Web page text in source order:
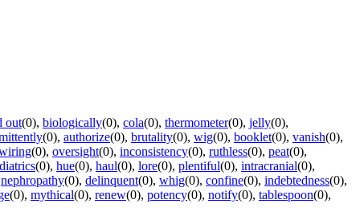
out(0), biologically(0), cola(0), thermometer(0), jelly(0),
(0), authorize(0), brutality(0), wig(0), booklet(0), vanish(0),
(0), oversight(0), inconsistency(0), ruthless(0), peat(0),
(0), hue(0), haul(0), lore(0), plentiful(0), intracranial(0),
nephropathy(0), delinquent(0), whig(0), confine(0), indebtedness(0),
(0), mythical(0), renew(0), potency(0), notify(0), tablespoon(0),